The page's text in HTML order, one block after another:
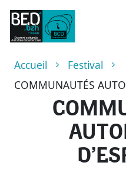
Skip to main content
Breadcrumb
Accueil
Festival
COMMUNAUTÉS